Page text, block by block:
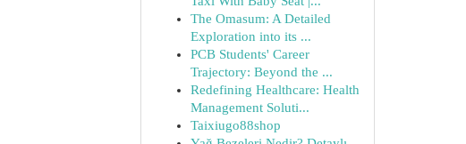
The Omasum: A Detailed
Exploration into its ...
PCB Students' Career
Trajectory: Beyond the ...
Redefining Healthcare: Health
Management Soluti...
Taixiugo88shop